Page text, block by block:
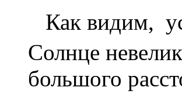
Как видим,
Солнце
большого